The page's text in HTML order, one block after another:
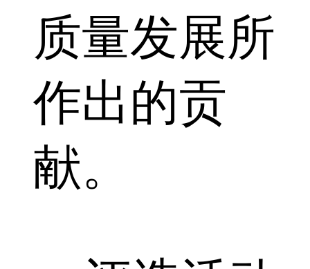
质量发展所
作出的贡
献。